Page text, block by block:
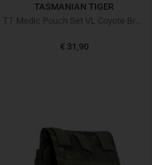
TASMANIAN TIGER
€ 31,90